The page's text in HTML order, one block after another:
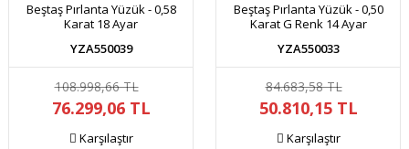
Beştaş Pırlanta Yüzük - 0,58
Karat 18 Ayar
YZA550039
108.998,66 TL
76.299,06 TL
Karşılaştır
Beştaş Pırlanta Yüzük - 0,50
Karat G Renk 14 Ayar
YZA550033
84.683,58 TL
50.810,15 TL
Karşılaştır